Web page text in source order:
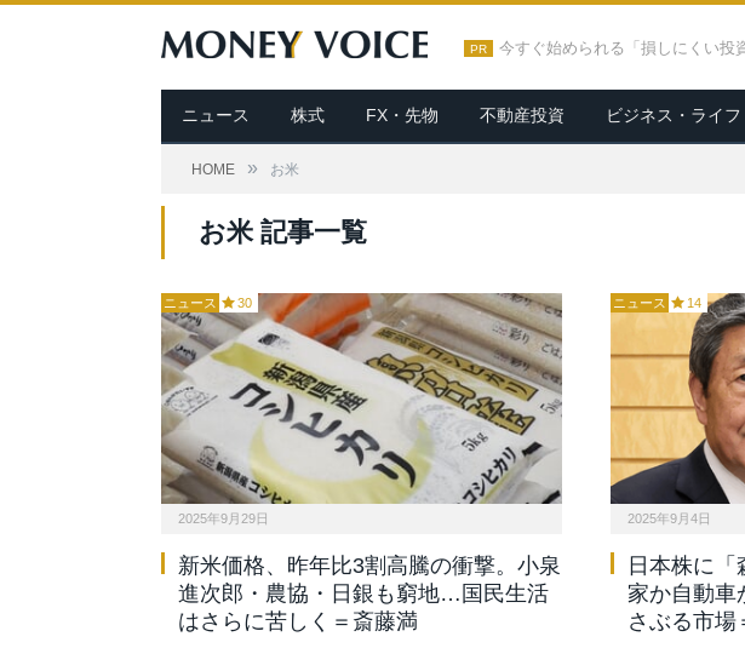
PR 今すぐ始められる「損しにくい投
ニュース 株式 FX・先物 不動産投資 ビジネス・ライフ
HOME » お米
お米 記事一覧
ニュース 30
2025年9月29日
新米価格、昨年比3割高騰の衝撃。小泉
進次郎・農協・日銀も窮地…国民生活
はさらに苦しく＝斎藤満
ニュース 14
2025年9月4日
日本株に
家か自動車
さぶる市場